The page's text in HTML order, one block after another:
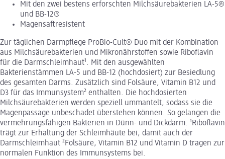
Mit den zwei bestens erforschten Milchsäurebakterien LA-5®
und BB-12®
Magensaftresistent
Zur täglichen Darmpflege ProBio-Cult® Duo mit der Kombination
aus Milchsäurebakterien und Mikronährstoffen sowie Riboflavin
für die Darmschleimhaut¹. Mit den ausgewählten
Bakterienstämmen LA-5 und BB-12 (hochdosiert) zur Besiedlung
des gesamten Darms. Zusätzlich sind Folsäure, Vitamin B12 und
D3 für das Immunsystem² enthalten. Die hochdosierten
Milchsäurebakterien werden speziell ummantelt, sodass sie die
Magenpassage unbeschadet überstehen können. So gelangen die
vermehrungsfähigen Bakterien in Dünn- und Dickdarm. ¹Riboflavin
trägt zur Erhaltung der Schleimhäute bei, damit auch der
Darmschleimhaut ²Folsäure, Vitamin B12 und Vitamin D tragen zur
normalen Funktion des Immunsystems bei.